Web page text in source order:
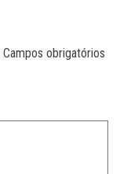
Campos obrigatórios